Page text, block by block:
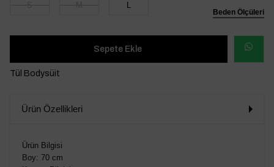
Beden Ölçüleri
L
VER
Tül Bodysüit
Ürün Özellikleri
Ürün Bilgisi
Boy: 70 cm